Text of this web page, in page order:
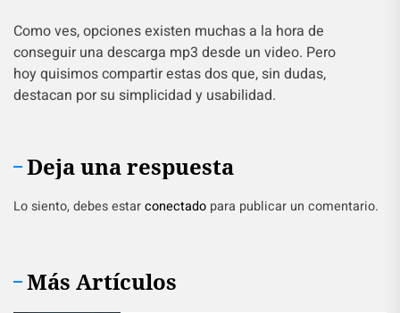
Como ves, opciones existen muchas a la hora de
conseguir una descarga mp3 desde un video. Pero
hoy quisimos compartir estas dos que, sin dudas,
destacan por su simplicidad y usabilidad.
Deja una respuesta
Lo siento, debes estarconectado para publicar un comentario.
Más Artículos